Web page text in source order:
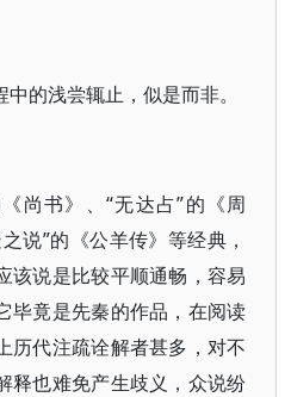
的浅尝辄止，似是而非。
尚书》、“无达占”的《周
说”的《公羊传》等经典，
该说是比较平顺通畅，容易
毕竟是先秦的作品，在阅读
历代注疏诠解者甚多，对不
释也难免产生歧义，众说纷